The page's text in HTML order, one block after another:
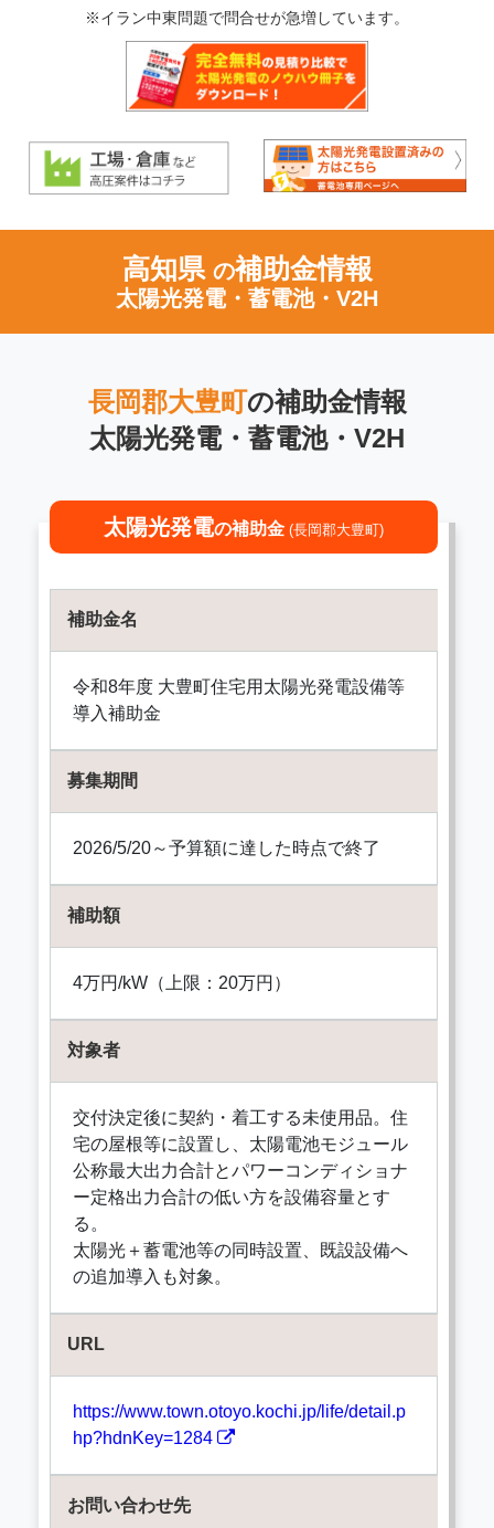
※イラン中東問題で問合せが急増しています。
高知県 の補助金情報
太陽光発電・蓄電池・V2H
長岡郡大豊町の補助金情報
太陽光発電・蓄電池・V2H
太陽光発電の補助金 (長岡郡大豊町)
補助金名
令和8年度 大豊町住宅用太陽光発電設備等
導入補助金
募集期間
2026/5/20～予算額に達した時点で終了
補助額
4万円/kW（上限：20万円）
対象者
交付決定後に契約・着工する未使用品。住
宅の屋根等に設置し、太陽電池モジュール
公称最大出力合計とパワーコンディショナ
ー定格出力合計の低い方を設備容量とす
る。
太陽光＋蓄電池等の同時設置、既設設備へ
の追加導入も対象。
URL
https://www.town.otoyo.kochi.jp/life/detail.p
hp?hdnKey=1284
お問い合わせ先